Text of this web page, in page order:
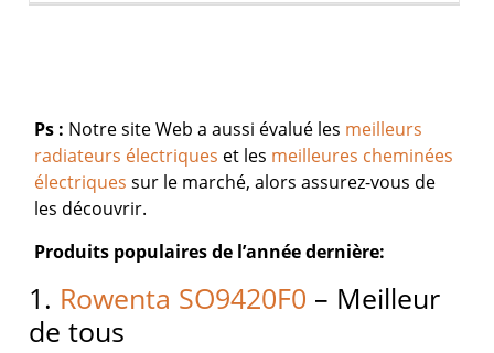
Ps : Notre site Web a aussi évalué les meilleurs
radiateurs électriques et les meilleures cheminées
électriques sur le marché, alors assurez-vous de
les découvrir.
Produits populaires de l’année dernière:
1. Rowenta SO9420F0 – Meilleur
de tous